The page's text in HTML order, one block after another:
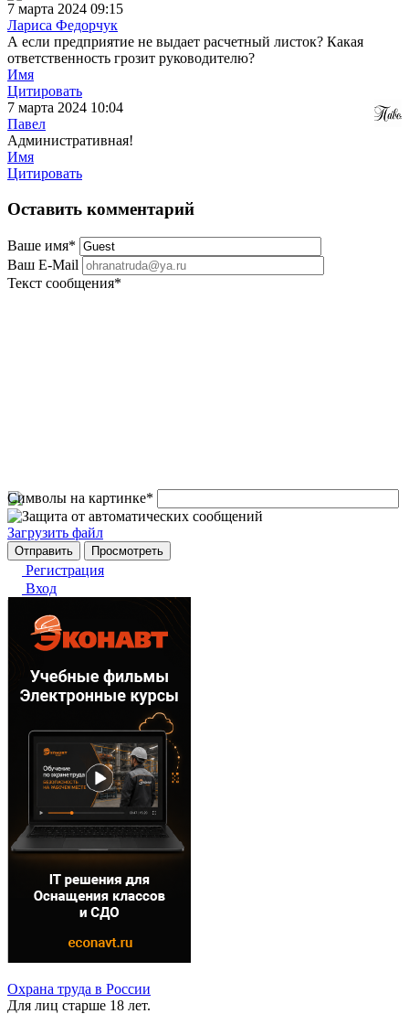
7 марта 2024 09:15
Лариса Федорчук
А если предприятие не выдает расчетный листок? Какая
ответственность грозит руководителю?
Имя
Цитировать
7 марта 2024 10:04
Павел
Административная!
Имя
Цитировать
Оставить комментарий
Ваше имя*
Ваш E-Mail
Текст сообщения*
Символы на картинке*
Загрузить файл
Регистрация
Вход
Охрана труда в России
Для лиц старше 18 лет.